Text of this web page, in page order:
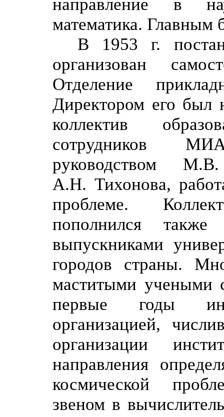
направление в
математика. Главным
В 1953 г.
организован
Отделение
Директором его
коллектив
сотрудников
руководством
А.Н. Тихонова,
проблеме.
пополнился также
выпускниками
городов страны.
маститыми учеными
первые годы
организацией,
организации
направления
космической
звеном в